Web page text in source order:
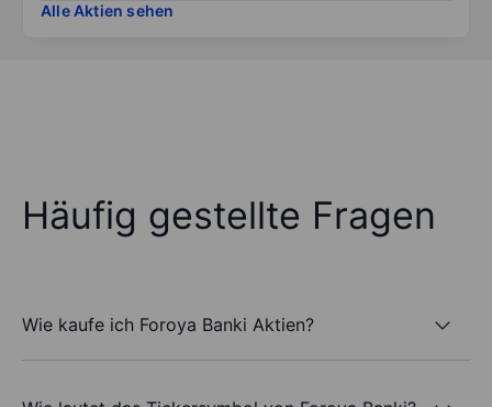
Alle Aktien sehen
Häufig gestellte Fragen
Wie kaufe ich Foroya Banki Aktien?